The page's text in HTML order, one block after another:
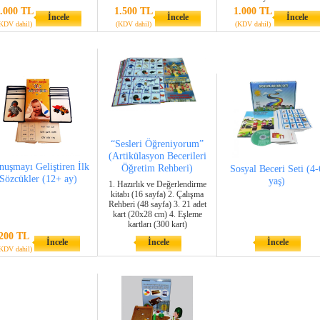
TL
dahil)
İncele
1.500 TL
(KDV dahil)
İncele
1.000 TL
(KDV dahil)
İncele
Geliştiren İlk
Sözcükler (12+ ay)
TL
dahil)
İncele
“Sesleri Öğreniyorum”
(Artikülasyon Becerileri
Öğretim Rehberi)
1. Hazırlık ve Değerlendirme
kitabı (16 sayfa) 2. Çalışma
Rehberi (48 sayfa) 3. 21 adet
kart (20x28 cm) 4. Eşleme
kartları (300 kart)
İncele
Sosyal Beceri Seti (4-
yaş)
İncele